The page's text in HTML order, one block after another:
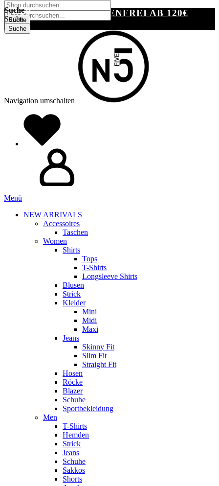
SUCHE
Suche
VERSANDKOSTENFREI AB 120€
Navigation umschalten
Menü
NEW ARRIVALS
Accessoires
Taschen
Women
Shirts
Tops
T-Shirts
Longsleeve Shirts
Blusen
Strick
Kleider
Mini
Midi
Maxi
Jeans
Skinny Fit
Slim Fit
Straight Fit
Hosen
Röcke
Blazer
Schuhe
Sportbekleidung
Men
T-Shirts
Hemden
Strick
Jeans
Schuhe
Sakkos
Shorts
Suche
Suche
Suche